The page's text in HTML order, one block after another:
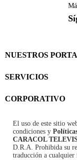
NUESTROS
SERVICIOS
CORPORATIVO
El uso de este sitio
condiciones y
CARACOL
D.R.A. Prohibida su
traducción a cualquier